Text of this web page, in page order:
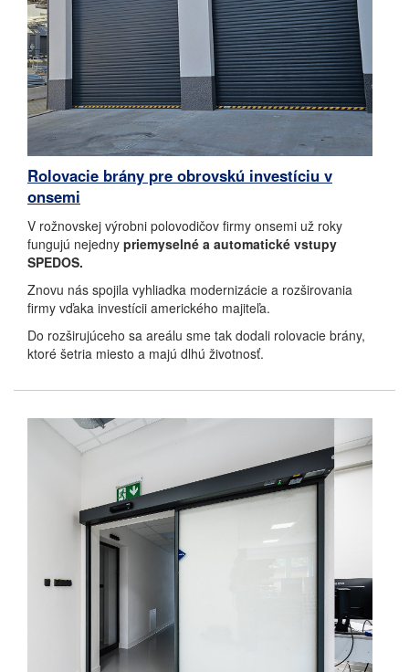
Rolovacie brány pre obrovskú investíciu v
onsemi
V rožnovskej výrobni polovodičov firmy onsemi už roky
fungujú nejedny priemyselné a automatické vstupy
SPEDOS.
Znovu nás spojila vyhliadka modernizácie a rozširovania
firmy vďaka investícii amerického majiteľa.
Do rozširujúceho sa areálu sme tak dodali rolovacie brány,
ktoré šetria miesto a majú dlhú životnosť.